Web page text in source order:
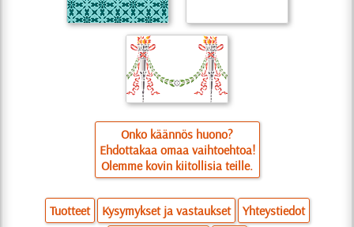
Onko käännös huono?
Ehdottakaa omaa vaihtoehtoa!
Olemme kovin kiitollisia teille.
Tuotteet Kysymykset ja vastaukset Yhteystiedot